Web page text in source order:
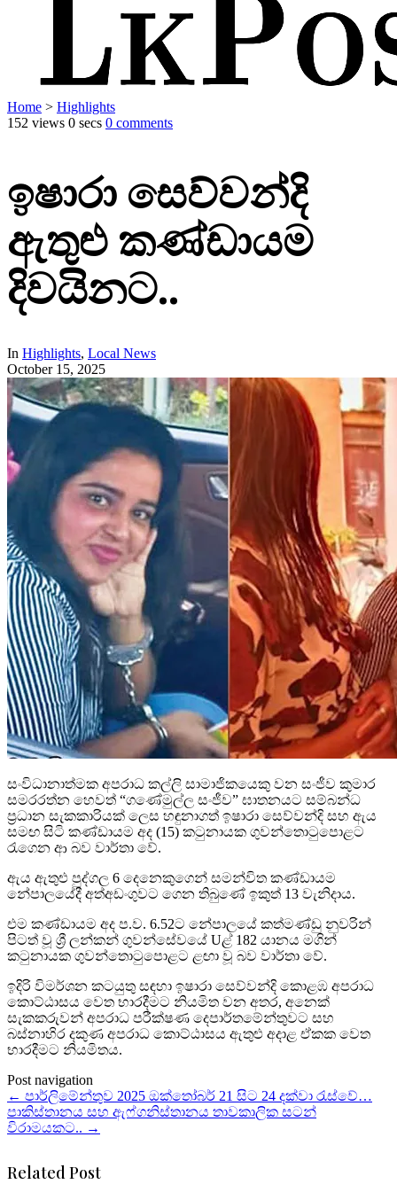
Home > Highlights
152 views 0 secs 0 comments
ඉෂාරා සෙව්වන්දි
ඇතුළු කණ්ඩායම
දිවයිනට..
In Highlights, Local News
October 15, 2025
සංවිධානාත්මක අපරාධ කල්ලි සාමාජිකයෙකු වන සංජීව කුමාර
සමරරත්න හෙවත් “ගණේමුල්ල සංජීව” ඝාතනයට සම්බන්ධ
ප්‍රධාන සැකකාරියක් ලෙස හඳුනාගත් ඉෂාරා සෙව්වන්දි සහ ඇය
සමඟ සිටි කණ්ඩායම අද (15) කටුනායක ගුවන්තොටුපොළට
රැගෙන ආ බව වාර්තා වේ.
ඇය ඇතුළු පුද්ගල 6 දෙනෙකුගෙන් සමන්විත කණ්ඩායම
නේපාලයේදී අත්අඩංගුවට ගෙන තිබුණේ ඉකුත් 13 වැනිදාය.
එම කණ්ඩායම අද ප.ව. 6.52ට නේපාලයේ කත්මණ්ඩු නුවරින්
පිටත් වූ ශ්‍රී ලන්කන් ගුවන්සේවයේ Uළ් 182 යානය මගින්
කටුනායක ගුවන්තොටුපොළට ළඟා වූ බව වාර්තා වේ.
ඉදිරි විමර්ශන කටයුතු සඳහා ඉෂාරා සෙව්වන්දි කොළඹ අපරාධ
කොට්ඨාසය වෙත භාරදීමට නියමිත වන අතර, අනෙක්
සැකකරුවන් අපරාධ පරීක්ෂණ දෙපාර්තමේන්තුවට සහ
බස්නාහිර දකුණ අපරාධ කොට්ඨාසය ඇතුළු අදාළ ඒකක වෙත
භාරදීමට නියමිතය.
Post navigation
← පාර්ලිමේන්තුව 2025 ඔක්තෝබර් 21 සිට 24 දක්වා රැස්වේ…
පාකිස්තානය සහ ඇෆ්ගනිස්තානය තාවකාලික සටන්
විරාමයකට.. →
Related Post